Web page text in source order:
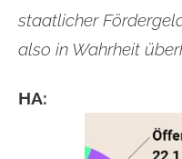
staatlicher
also in Wahrheit
HA: